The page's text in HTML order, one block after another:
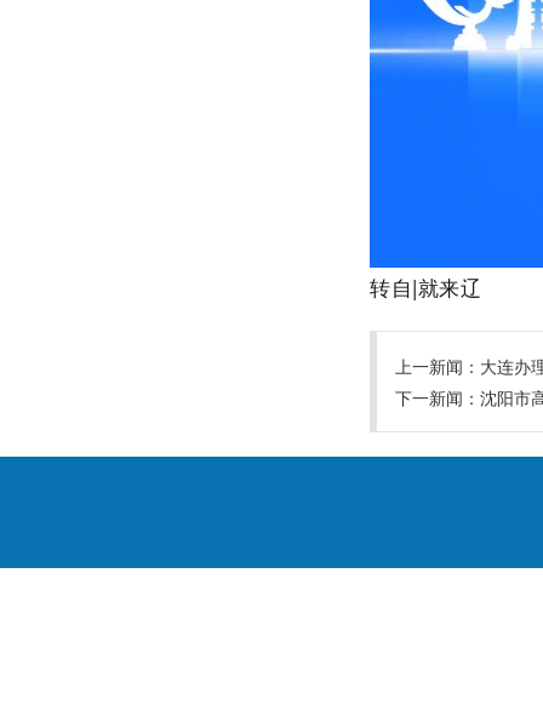
转自|就来辽
上一新闻： 大连办
下一新闻： 沈阳市